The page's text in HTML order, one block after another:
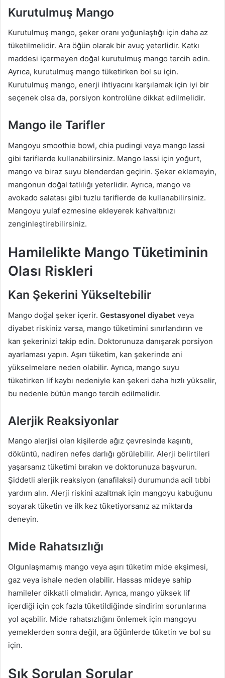
Kurutulmuş Mango
Kurutulmuş mango, şeker oranı yoğunlaştığı için daha az
tüketilmelidir. Ara öğün olarak bir avuç yeterlidir. Katkı
maddesi içermeyen doğal kurutulmuş mango tercih edin.
Ayrıca, kurutulmuş mango tüketirken bol su için.
Kurutulmuş mango, enerji ihtiyacını karşılamak için iyi bir
seçenek olsa da, porsiyon kontrolüne dikkat edilmelidir.
Mango ile Tarifler
Mangoyu smoothie bowl, chia pudingi veya mango lassi
gibi tariflerde kullanabilirsiniz. Mango lassi için yoğurt,
mango ve biraz suyu blenderdan geçirin. Şeker eklemeyin,
mangonun doğal tatlılığı yeterlidir. Ayrıca, mango ve
avokado salatası gibi tuzlu tariflerde de kullanabilirsiniz.
Mangoyu yulaf ezmesine ekleyerek kahvaltınızı
zenginleştirebilirsiniz.
Hamilelikte Mango Tüketiminin
Olası Riskleri
Kan Şekerini Yükseltebilir
Mango doğal şeker içerir. Gestasyonel diyabet veya
diyabet riskiniz varsa, mango tüketimini sınırlandırın ve
kan şekerinizi takip edin. Doktorunuza danışarak porsiyon
ayarlaması yapın. Aşırı tüketim, kan şekerinde ani
yükselmelere neden olabilir. Ayrıca, mango suyu
tüketirken lif kaybı nedeniyle kan şekeri daha hızlı yükselir,
bu nedenle bütün mango tercih edilmelidir.
Alerjik Reaksiyonlar
Mango alerjisi olan kişilerde ağız çevresinde kaşıntı,
döküntü, nadiren nefes darlığı görülebilir. Alerji belirtileri
yaşarsanız tüketimi bırakın ve doktorunuza başvurun.
Şiddetli alerjik reaksiyon (anafilaksi) durumunda acil tıbbi
yardım alın. Alerji riskini azaltmak için mangoyu kabuğunu
soyarak tüketin ve ilk kez tüketiyorsanız az miktarda
deneyin.
Mide Rahatsızlığı
Olgunlaşmamış mango veya aşırı tüketim mide ekşimesi,
gaz veya ishale neden olabilir. Hassas mideye sahip
hamileler dikkatli olmalıdır. Ayrıca, mango yüksek lif
içerdiği için çok fazla tüketildiğinde sindirim sorunlarına
yol açabilir. Mide rahatsızlığını önlemek için mangoyu
yemeklerden sonra değil, ara öğünlerde tüketin ve bol su
için.
Sık Sorulan Sorular